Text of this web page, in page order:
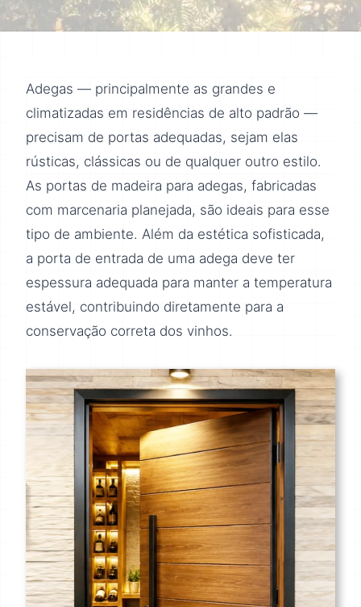
Adegas — principalmente as grandes e
climatizadas em residências de alto padrão —
precisam de portas adequadas, sejam elas
rústicas, clássicas ou de qualquer outro estilo.
As portas de madeira para adegas, fabricadas
com marcenaria planejada, são ideais para esse
tipo de ambiente. Além da estética sofisticada,
a porta de entrada de uma adega deve ter
espessura adequada para manter a temperatura
estável, contribuindo diretamente para a
conservação correta dos vinhos.